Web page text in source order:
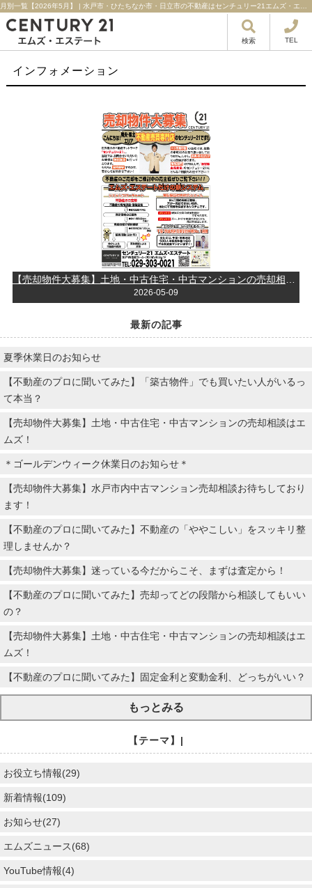
検索 TEL
インフォメーション
【売却物件大募集】土地・中古住宅・中古マンションの売却相談はエムズ！
2026-05-09
最新の記事
夏季休業日のお知らせ
【不動産のプロに聞いてみた】「築古物件」でも買いたい人がいるっ
て本当？
【売却物件大募集】土地・中古住宅・中古マンションの売却相談はエ
ムズ！
＊ゴールデンウィーク休業日のお知らせ＊
【売却物件大募集】水戸市内中古マンション売却相談お待ちしており
ます！
【不動産のプロに聞いてみた】不動産の「ややこしい」をスッキリ整
理しませんか？
【売却物件大募集】迷っている今だからこそ、まずは査定から！
【不動産のプロに聞いてみた】売却ってどの段階から相談してもいい
の？
【売却物件大募集】土地・中古住宅・中古マンションの売却相談はエ
ムズ！
【不動産のプロに聞いてみた】固定金利と変動金利、どっちがいい？
もっとみる
【テーマ】|
お役立ち情報(29)
新着情報(109)
お知らせ(27)
エムズニュース(68)
YouTube情報(4)